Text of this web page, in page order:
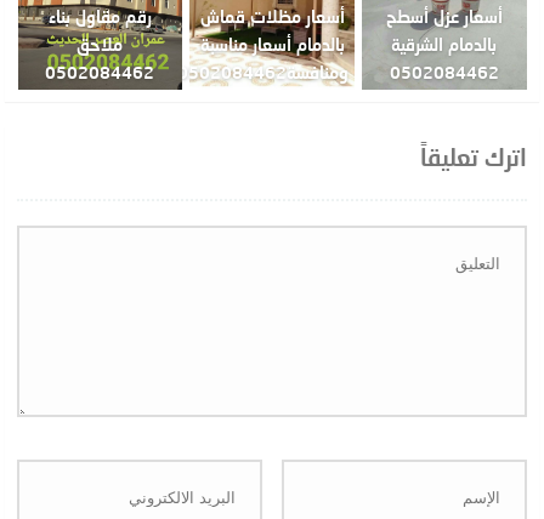
أسعار عزل أسطح
بالدمام الشرقية
0502084462
أسعار مظلات قماش
بالدمام أسعار مناسبة
ومنافسة0502084462
رقم مقاول بناء
ملاحق
0502084462
اترك تعليقاً